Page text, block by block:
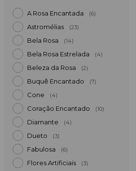
A Rosa Encantada (6)
Astromélias (23)
Bela Rosa (14)
Bela Rosa Estrelada (4)
Beleza da Rosa (2)
Buquê Encantado (7)
Cone (4)
Coração Encantado (10)
Diamante (4)
Dueto (3)
Fabulosa (6)
Flores Artificiais (3)